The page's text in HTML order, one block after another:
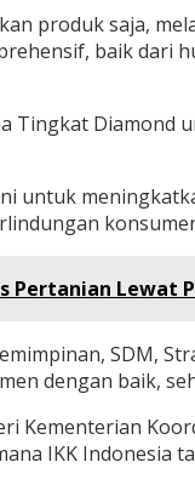
produk saja,
baik dari
Tingkat Diamond
untuk
Lewat
SDM,
dengan baik,
Kementerian
IKK Indonesia